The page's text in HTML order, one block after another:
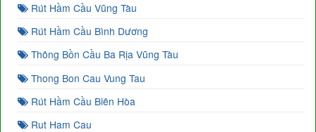
Rút Hầm Cầu Vũng Tàu
Rút Hầm Cầu Bình Dương
Thông Bồn Cầu Ba Rịa Vũng Tàu
Thong Bon Cau Vung Tau
Rút Hầm Cầu Biên Hòa
Rut Ham Cau